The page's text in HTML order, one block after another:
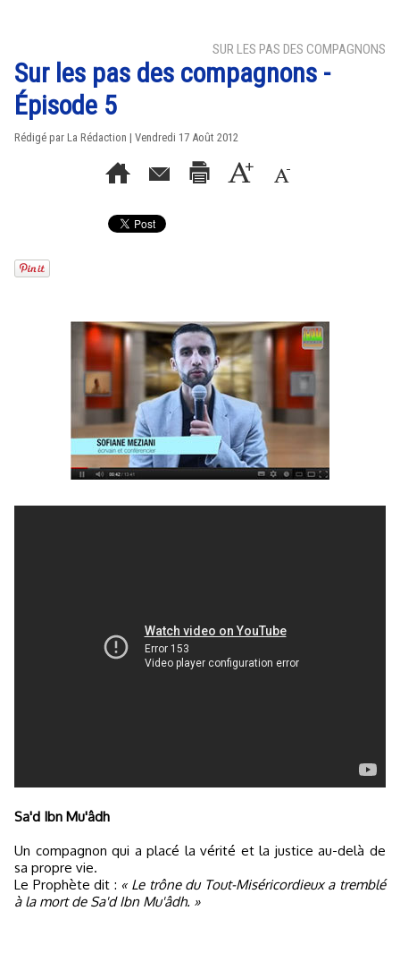
SUR LES PAS DES COMPAGNONS
Sur les pas des compagnons -
Épisode 5
Rédigé par La Rédaction | Vendredi 17 Août 2012
Sa'd Ibn Mu'âdh
Un compagnon qui a placé la vérité et la justice au-delà de
sa propre vie.
Le Prophète dit : « Le trône du Tout-Miséricordieux a tremblé
à la mort de Sa'd Ibn Mu'âdh. »